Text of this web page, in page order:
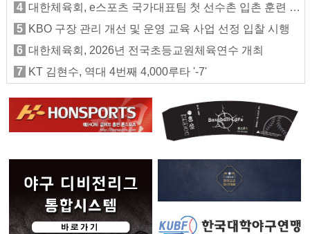
4 대한체육회, e스포츠 국가대표팀 첫 선수촌 입촌 훈련 지원
5 KBO 구장 관리 개선 및 운영 교육 사업 선정 입찰 시행
6 대한체육회, 2026년 전국초등교원체육연수 개최
7
KT 김현수, 역대 4번째 4,000루타 '-7'